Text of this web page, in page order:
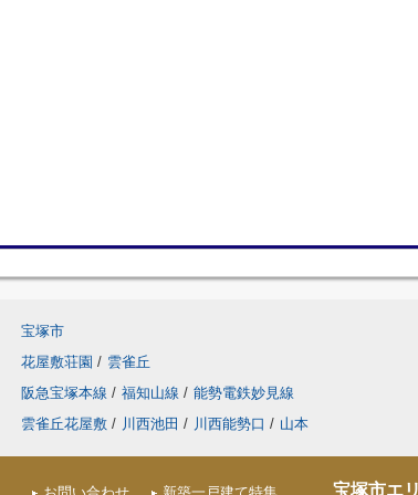
宝塚市
花屋敷荘園 / 雲雀丘
阪急宝塚本線 / 福知山線 / 能勢電鉄妙見線
雲雀丘花屋敷 / 川西池田 / 川西能勢口 / 山本
宝塚市エ